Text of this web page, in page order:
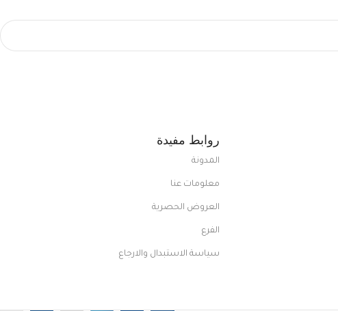
روابط مفيدة
المدونة
معلومات عنا
العروض الحصرية
الفرع
سياسة الاستبدال والارجاع